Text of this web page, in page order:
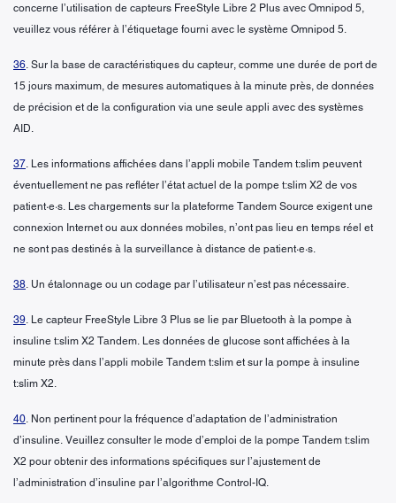
concerne l’utilisation de capteurs FreeStyle Libre 2 Plus avec Omnipod 5,
veuillez vous référer à l’étiquetage fourni avec le système Omnipod 5.
36. Sur la base de caractéristiques du capteur, comme une durée de port de
15 jours maximum, de mesures automatiques à la minute près, de données
de précision et de la configuration via une seule appli avec des systèmes
AID.
37. Les informations affichées dans l’appli mobile Tandem t:slim peuvent
éventuellement ne pas refléter l’état actuel de la pompe t:slim X2 de vos
patient·e·s. Les chargements sur la plateforme Tandem Source exigent une
connexion Internet ou aux données mobiles, n’ont pas lieu en temps réel et
ne sont pas destinés à la surveillance à distance de patient·e·s.
38. Un étalonnage ou un codage par l’utilisateur n’est pas nécessaire.
39. Le capteur FreeStyle Libre 3 Plus se lie par Bluetooth à la pompe à
insuline t:slim X2 Tandem. Les données de glucose sont affichées à la
minute près dans l’appli mobile Tandem t:slim et sur la pompe à insuline
t:slim X2.
40. Non pertinent pour la fréquence d’adaptation de l’administration
d’insuline. Veuillez consulter le mode d’emploi de la pompe Tandem t:slim
X2 pour obtenir des informations spécifiques sur l’ajustement de
l’administration d’insuline par l’algorithme Control-IQ.